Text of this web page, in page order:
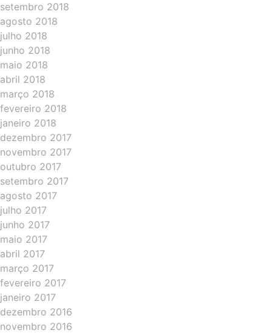
setembro 2018
agosto 2018
julho 2018
junho 2018
maio 2018
abril 2018
março 2018
fevereiro 2018
janeiro 2018
dezembro 2017
novembro 2017
outubro 2017
setembro 2017
agosto 2017
julho 2017
junho 2017
maio 2017
abril 2017
março 2017
fevereiro 2017
janeiro 2017
dezembro 2016
novembro 2016